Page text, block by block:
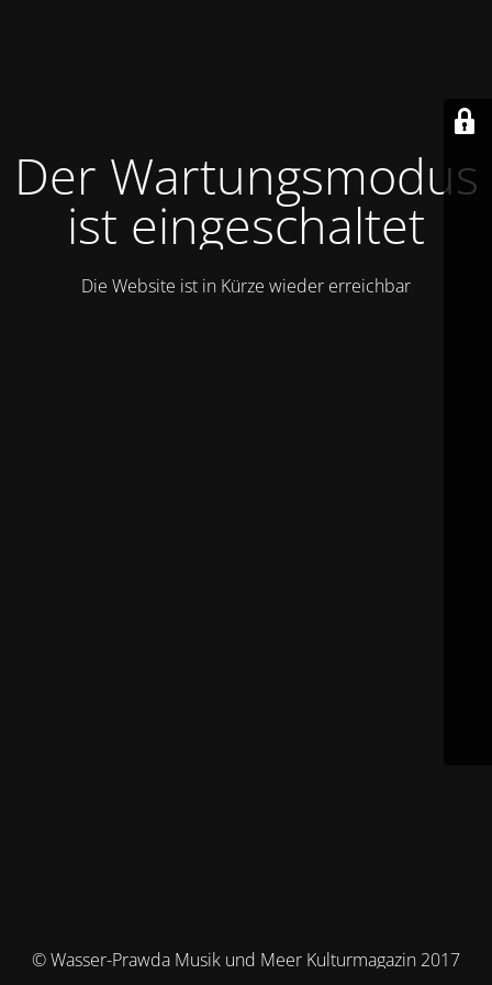
Der Wartungsmodus
ist eingeschaltet
Die Website ist in Kürze wieder erreichbar
© Wasser-Prawda Musik und Meer Kulturmagazin 2017